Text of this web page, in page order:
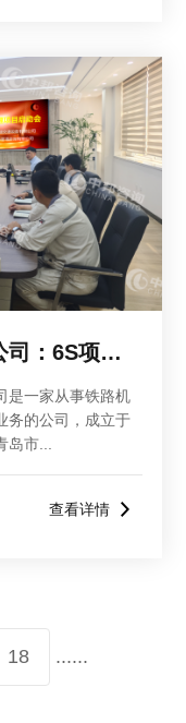
青岛XX轨道交通设备有限公司：6S项目启动大会
是一家从事铁路机
务的公司，成立于
市...
查看详情
18 ......